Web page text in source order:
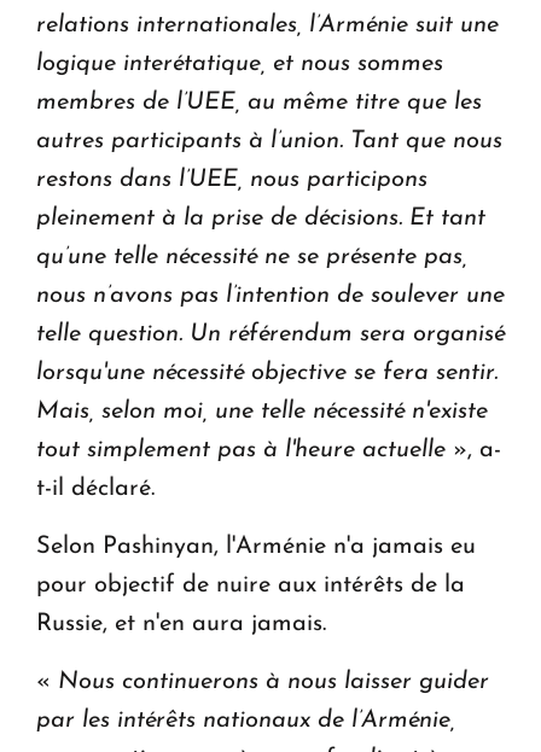
relations internationales, l’Arménie suit une
logique interétatique, et nous sommes
membres de l’UEE, au même titre que les
autres participants à l’union. Tant que nous
restons dans l’UEE, nous participons
pleinement à la prise de décisions. Et tant
qu’une telle nécessité ne se présente pas,
nous n’avons pas l’intention de soulever une
telle question. Un référendum sera organisé
lorsqu'une nécessité objective se fera sentir.
Mais, selon moi, une telle nécessité n'existe
tout simplement pas à l'heure actuelle », a-
t-il déclaré.
Selon Pashinyan, l'Arménie n'a jamais eu
pour objectif de nuire aux intérêts de la
Russie, et n'en aura jamais.
« Nous continuerons à nous laisser guider
par les intérêts nationaux de l’Arménie,